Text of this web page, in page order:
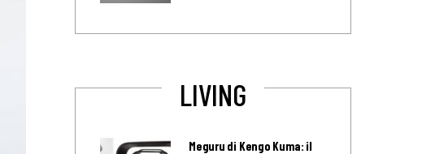
LIVING
Meguru di Kengo Kuma: il